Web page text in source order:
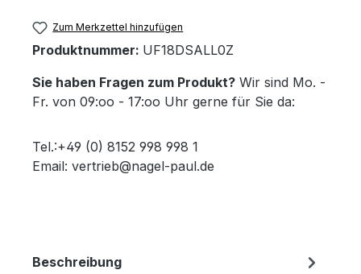
Zum Merkzettel hinzufügen
Produktnummer: UF18DSALL0Z
Sie haben Fragen zum Produkt? Wir sind Mo. -
Fr. von 09:oo - 17:oo Uhr gerne für Sie da:
Tel.:+49 (0) 8152 998 998 1
Email: vertrieb@nagel-paul.de
Beschreibung